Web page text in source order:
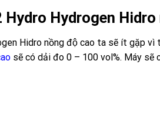
Hydro Hydrogen
Hidro nồng độ cao ta sẽ ít gặp
sẽ có dải đo 0 – 100 vol%. Máy sẽ